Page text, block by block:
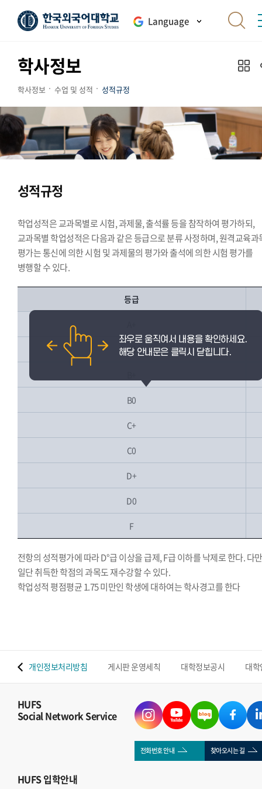
Language
학사정보
학사정보 수업 및 성적 성적규정
성적규정
학업성적은 교과목별로 시험, 과제물, 출석률 등을 참작하여 평가하되,
교과목별 학업성적은 다음과 같은 등급으로 분류 사정하며, 원격교육과
평가는 통신에 의한 시험 및 과제물의 평가와 출석에 의한 시험 평가를
병행할 수 있다.
등급
A0
B0
C+
C0
D+
D0
F
전항의 성적평가에 따라 D°급 이상을 급제, F급 이하를 낙제로 한다. 다
일단 취득한 학점의 과목도 재수강할 수 있다.
학업성적 평점평균 1.75 미만인 학생에 대하여는 학사경고를 한다
개인정보처리방침 게시판 운영세칙 대학정보공시 대
HUFS
Social Network Service
전화번호 안내 찾아오시는 길
HUFS입학안내